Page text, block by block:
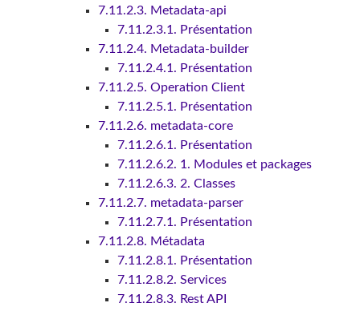
7.11.2.3. Metadata-api
7.11.2.3.1. Présentation
7.11.2.4. Metadata-builder
7.11.2.4.1. Présentation
7.11.2.5. Operation Client
7.11.2.5.1. Présentation
7.11.2.6. metadata-core
7.11.2.6.1. Présentation
7.11.2.6.2. 1. Modules et packages
7.11.2.6.3. 2. Classes
7.11.2.7. metadata-parser
7.11.2.7.1. Présentation
7.11.2.8. Métadata
7.11.2.8.1. Présentation
7.11.2.8.2. Services
7.11.2.8.3. Rest API